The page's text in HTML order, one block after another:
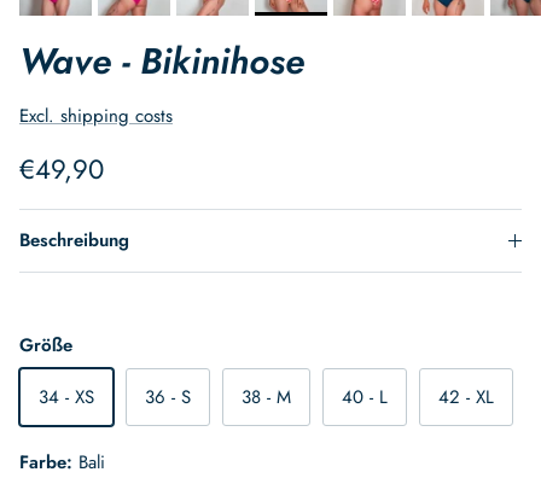
Wave - Bikinihose
Excl. shipping costs
Normaler Preis
€49,90
Beschreibung
Größe
34 - XS
36 - S 38 - M 40 - L 42 - XL
Farbe: Bali